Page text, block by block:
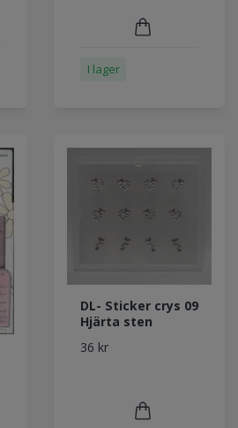
I lager
DL- Sticker crys 09
Hjärta sten
36 kr